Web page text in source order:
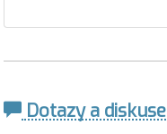
Dotazy a diskuse